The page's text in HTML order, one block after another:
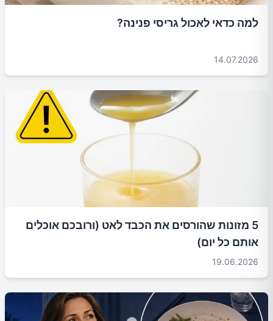
למה כדאי לאכול גריסי פנינה?
14.07.2026
5 מזונות שהורסים את הכבד לאט (ורובכם אוכלים
אותם כל יום)
19.06.2026